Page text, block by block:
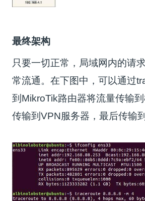
最终架构
只要一切正常，局域网内的请
常流通。在下图中，可以通过
到MikroTik路由器将流量传输
传输到VPN服务器，最后传输